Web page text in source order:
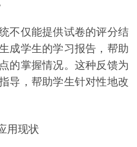
仅能提供试卷的评分结
成学生的学习报告，帮助
的掌握情况。这种反馈为
导，帮助学生针对性地改
用现状